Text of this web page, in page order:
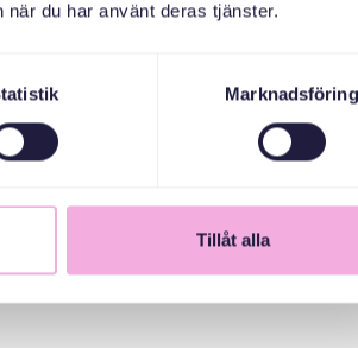
du har använt deras tjänster.
Marknadsföring
Tillåt alla